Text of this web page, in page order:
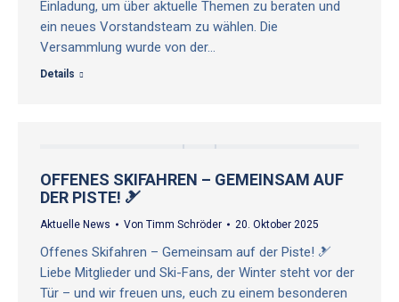
Einladung, um über aktuelle Themen zu beraten und
ein neues Vorstandsteam zu wählen. Die
Versammlung wurde von der…
Details
OFFENES SKIFAHREN – GEMEINSAM AUF
DER PISTE! 🎿
Aktuelle News Von Timm Schröder 20. Oktober 2025
Offenes Skifahren – Gemeinsam auf der Piste! 🎿
Liebe Mitglieder und Ski-Fans, der Winter steht vor der
Tür – und wir freuen uns, euch zu einem besonderen